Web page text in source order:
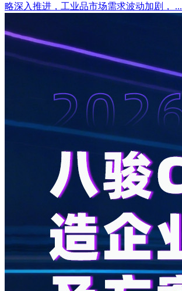
略深入推进，工业品市场需求波动加剧， ...